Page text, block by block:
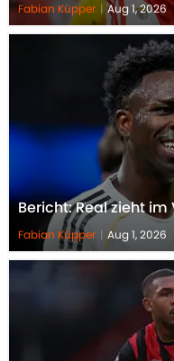
Fabian Küpper | Aug 1, 2026
Bericht: Real zieht
Fabian Küpper | Aug 1, 2026